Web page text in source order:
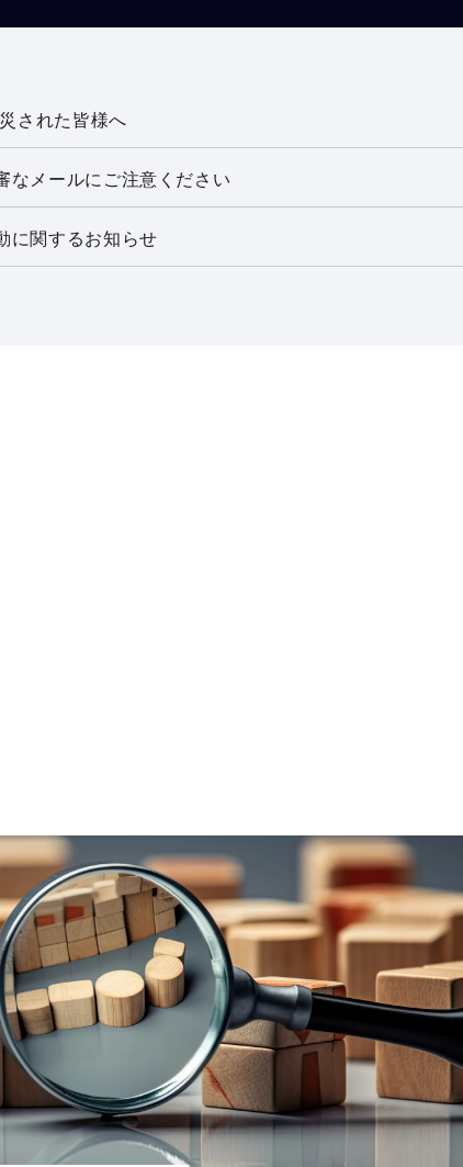
された皆様へ
なメールにご注意ください
に関するお知らせ